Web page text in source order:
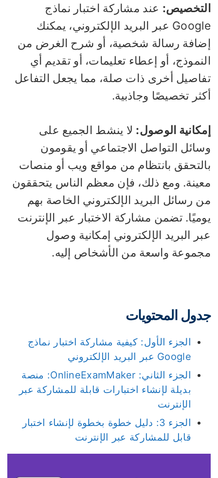
عند مشاركة اختبار نماذج
Google عبر البريد الإلكتروني، يمكنك
رسالة شخصية، أو شرح الغرض من
أو إعطاء تعليمات، أو تقديم أي
أخرى ذات صلة، مما يجعل التفاعل
تخصيصًا وجاذبية.
الوصول:لا ينشط الجميع على
التواصل الاجتماعي أو يقومون
بانتظام من مواقع ويب أو منصات
ومع ذلك، فإن معظم الناس يتحققون
رسائل البريد الإلكتروني الخاصة بهم
تضمن مشاركة الاختبار عبر الإنترنت
البريد الإلكتروني إمكانية وصول
واسعة من الأشخاص إليه.
المحتويات
الجزء الأول: كيفية مشاركة اختبار نماذج
Google عبر البريد الإلكتروني
الجزء الثاني: OnlineExamMaker: منصة
بديلة لإنشاء اختبارات قابلة للمشاركة عبر
الإنترنت
الجزء 3: دليل خطوة بخطوة لإنشاء اختبار
قابل للمشاركة عبر الإنترنت